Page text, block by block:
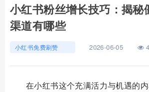
小红书粉丝增长技巧：揭秘
渠道有哪些
小红书免费刷赞 2026-06-05
在小红书这个充满活力与机遇的